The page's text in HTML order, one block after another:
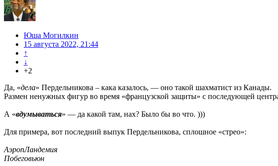
Юша Могилкин
15 августа 2022, 21:44
↑
↓
+2
Да, «дела» Пердельникова – кака казалось, — оно такой шахматист из Канады.
Размен ненужных фигур во время «французской защиты» с последующей
А «вдумываться» — да какой там, нах? Было бы во что. )))
Для примера, вот последний выпук Пердельникова, сплошное «стрео»:
АэропЛандемия
Побеговьюн